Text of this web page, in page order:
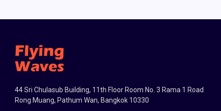
44 Sri Chulasub Building, 11th Floor Room No. 3 Rama 1 Road
Rong Muang, Pathum Wan, Bangkok 10330